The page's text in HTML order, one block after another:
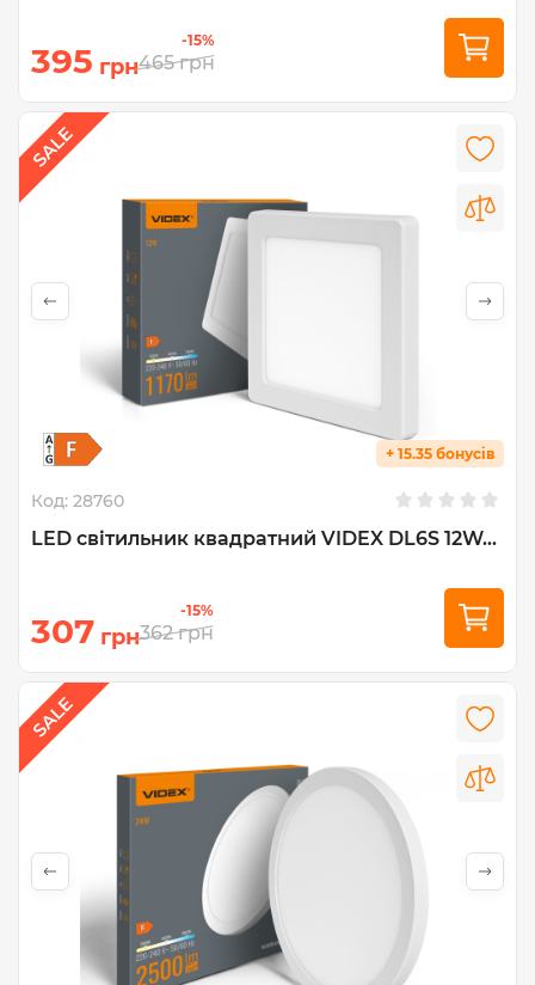
395 грн
-15%
465 грн
+ 15.35 бонусів
Код: 28760
LED світильник квадратний VIDEX DL6S 12W...
307 грн
-15%
362 грн